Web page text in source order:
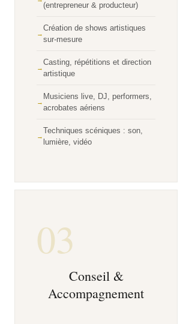
(entrepreneur & producteur)
Création de shows artistiques
sur-mesure
Casting, répétitions et direction
artistique
Musiciens live, DJ, performers,
acrobates aériens
Techniques scéniques : son,
lumière, vidéo
03
Conseil &
Accompagnement